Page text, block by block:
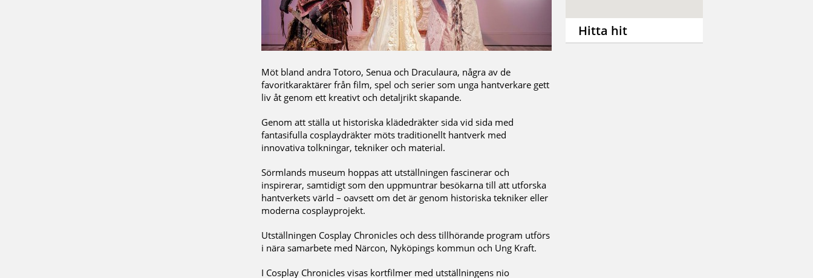
Möt bland andra Totoro, Senua och Draculaura, några av de
favoritkaraktärer från film, spel och serier som unga hantverkare gett
liv åt genom ett kreativt och detaljrikt skapande.
Genom att ställa ut historiska klädedräkter sida vid sida med
fantasifulla cosplaydräkter möts traditionellt hantverk med
innovativa tolkningar, tekniker och material.
Sörmlands museum hoppas att utställningen fascinerar och
inspirerar, samtidigt som den uppmuntrar besökarna till att utforska
hantverkets värld – oavsett om det är genom historiska tekniker eller
moderna cosplayprojekt.
Utställningen Cosplay Chronicles och dess tillhörande program utförs
i nära samarbete med Närcon, Nyköpings kommun och Ung Kraft.
I Cosplay Chronicles visas kortfilmer med utställningens nio
Hitta hit